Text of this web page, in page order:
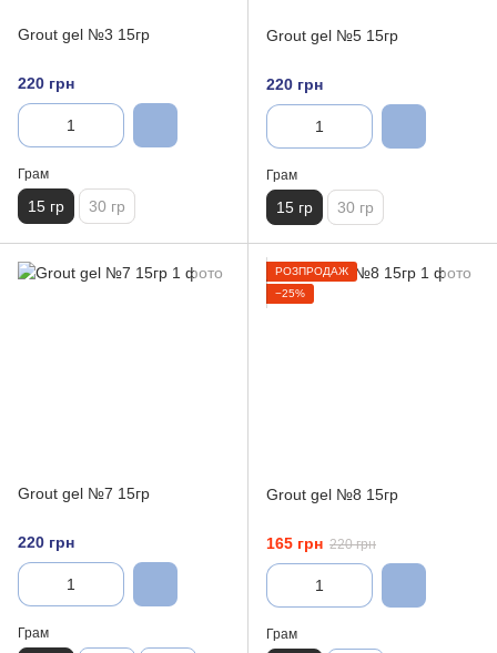
Grout gel №3 15гр
220 грн
Грам
15 гр 30 гр
Grout gel №5 15гр
220 грн
Грам
15 гр 30 гр
Grout gel №7 15гр
220 грн
Грам
РОЗПРОДАЖ
−25%
Grout gel №8 15гр
165 грн 220 грн
Грам